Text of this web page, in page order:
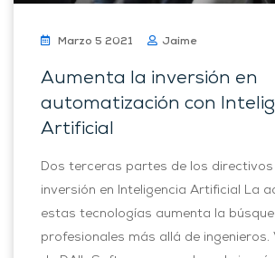
Marzo 5 2021 Jaime
Aumenta la inversión en
automatización con
Artificial
Dos terceras partes de los
inversión en Inteligencia Artificial La
estas tecnologías aumenta la
profesionales más allá de ingenieros.